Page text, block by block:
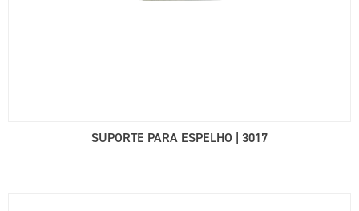
SUPORTE PARA ESPELHO | 3017